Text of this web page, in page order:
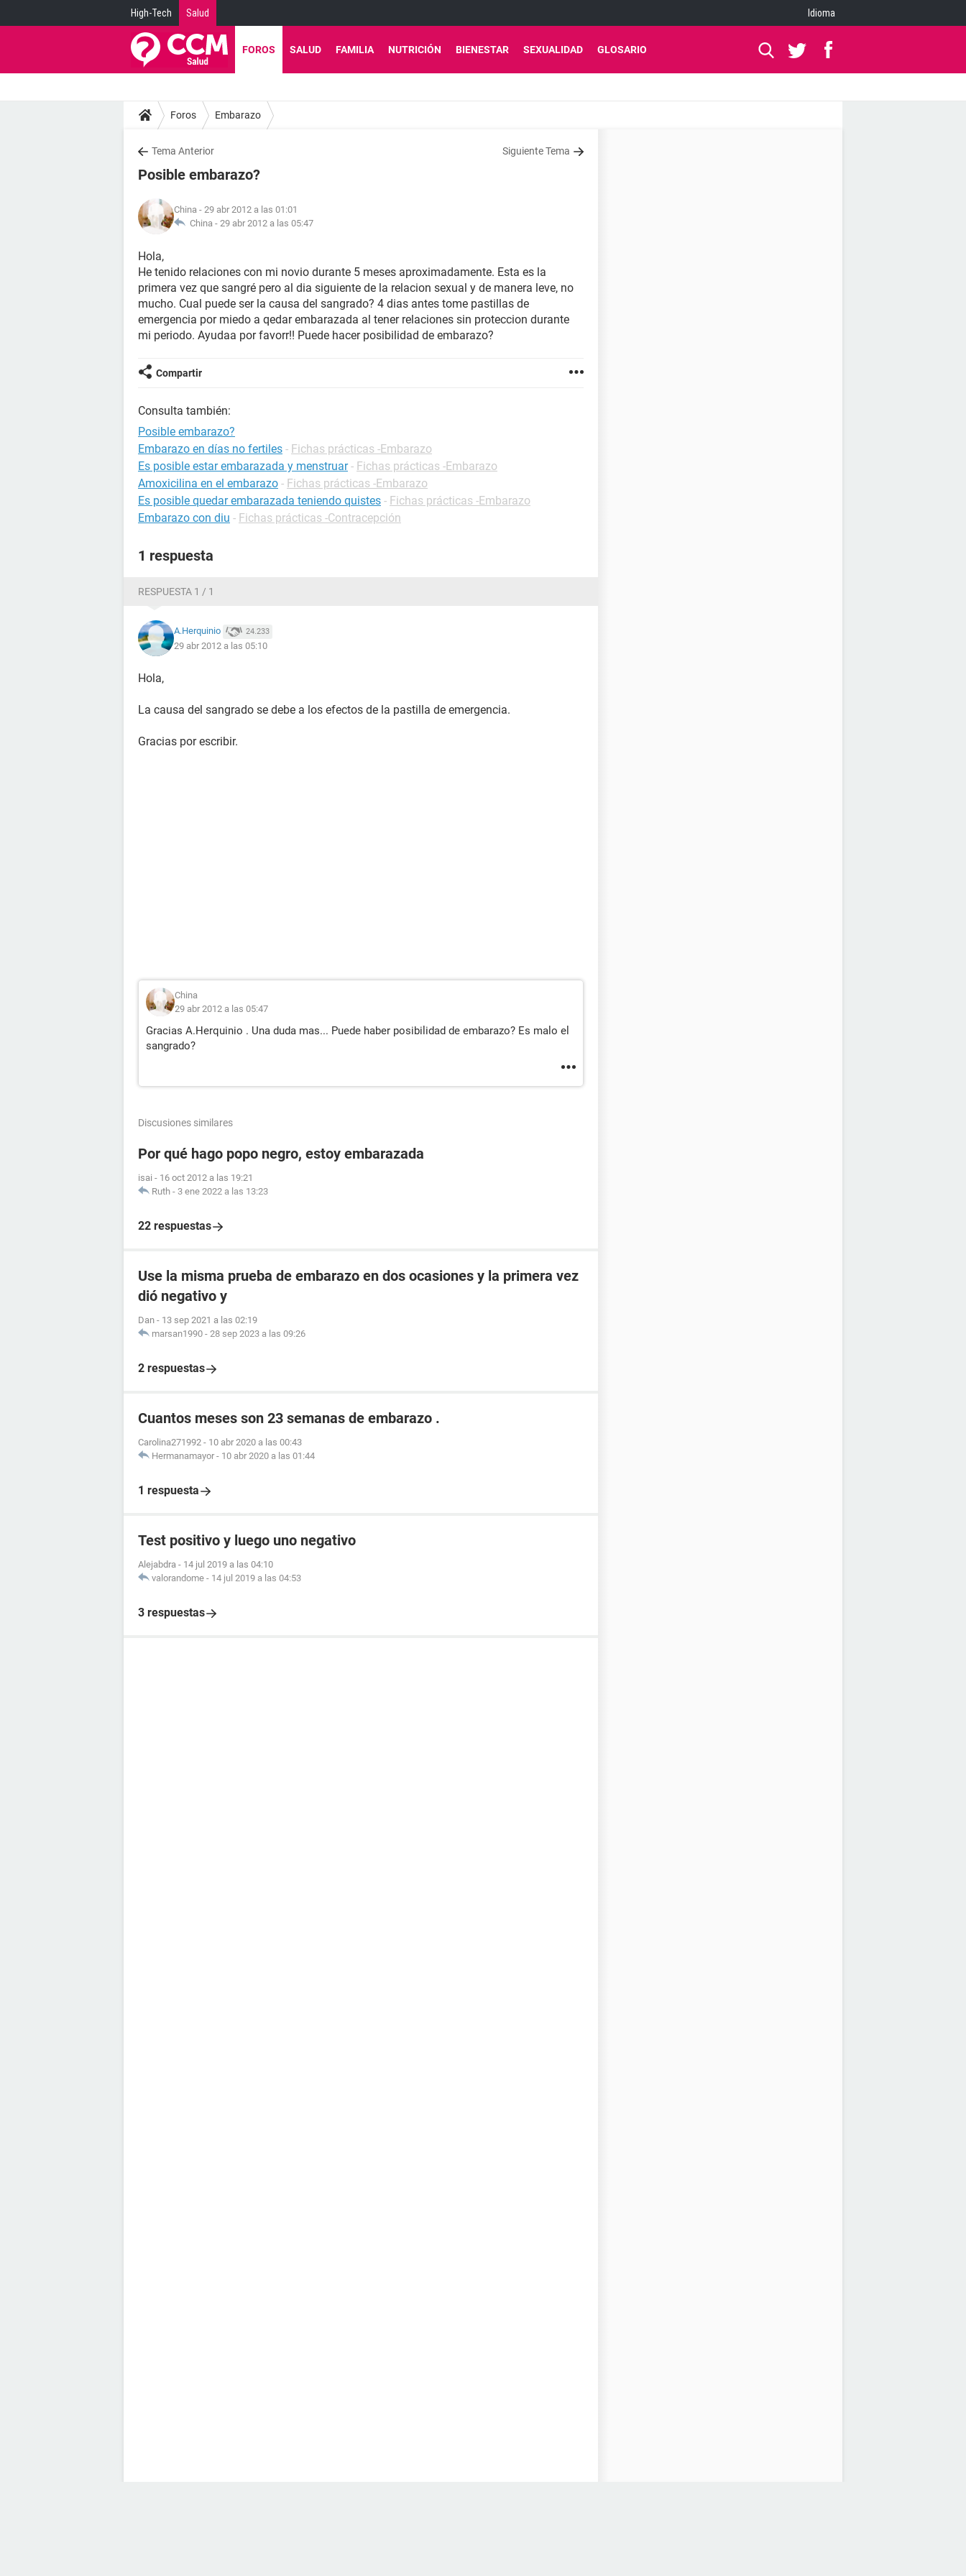
High-Tech Salud Idioma
FOROS SALUD FAMILIA NUTRICIÓN BIENESTAR SEXUALIDAD GLOSARIO
Foros Embarazo
Tema Anterior Siguiente Tema
Posible embarazo?
China - 29 abr 2012 a las 01:01
China - 29 abr 2012 a las 05:47
Hola,
He tenido relaciones con mi novio durante 5 meses aproximadamente. Esta es la
primera vez que sangré pero al dia siguiente de la relacion sexual y de manera leve, no
mucho. Cual puede ser la causa del sangrado? 4 dias antes tome pastillas de
emergencia por miedo a qedar embarazada al tener relaciones sin proteccion durante
mi periodo. Ayudaa por favorr!! Puede hacer posibilidad de embarazo?
Compartir
Consulta también:
Posible embarazo?
Embarazo en días no fertiles - Fichas prácticas -Embarazo
Es posible estar embarazada y menstruar - Fichas prácticas -Embarazo
Amoxicilina en el embarazo - Fichas prácticas -Embarazo
Es posible quedar embarazada teniendo quistes - Fichas prácticas -Embarazo
Embarazo con diu - Fichas prácticas -Contracepción
1 respuesta
RESPUESTA 1 / 1
A.Herquinio 24.233
29 abr 2012 a las 05:10
Hola,
La causa del sangrado se debe a los efectos de la pastilla de emergencia.
Gracias por escribir.
China
29 abr 2012 a las 05:47
Gracias A.Herquinio . Una duda mas... Puede haber posibilidad de embarazo? Es malo el
sangrado?
Discusiones similares
Por qué hago popo negro, estoy embarazada
isai - 16 oct 2012 a las 19:21
Ruth - 3 ene 2022 a las 13:23
22 respuestas
Use la misma prueba de embarazo en dos ocasiones y la primera vez
dió negativo y
Dan - 13 sep 2021 a las 02:19
marsan1990 - 28 sep 2023 a las 09:26
2 respuestas
Cuantos meses son 23 semanas de embarazo .
Carolina271992 - 10 abr 2020 a las 00:43
Hermanamayor - 10 abr 2020 a las 01:44
1 respuesta
Test positivo y luego uno negativo
Alejabdra - 14 jul 2019 a las 04:10
valorandome - 14 jul 2019 a las 04:53
3 respuestas